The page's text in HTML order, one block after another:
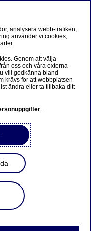
analysera webb-trafiken,
använder vi cookies,
Genom att välja
oss och våra externa
vill godkänna bland
krävs för att webbplatsen
ändra eller ta tillbaka ditt
.